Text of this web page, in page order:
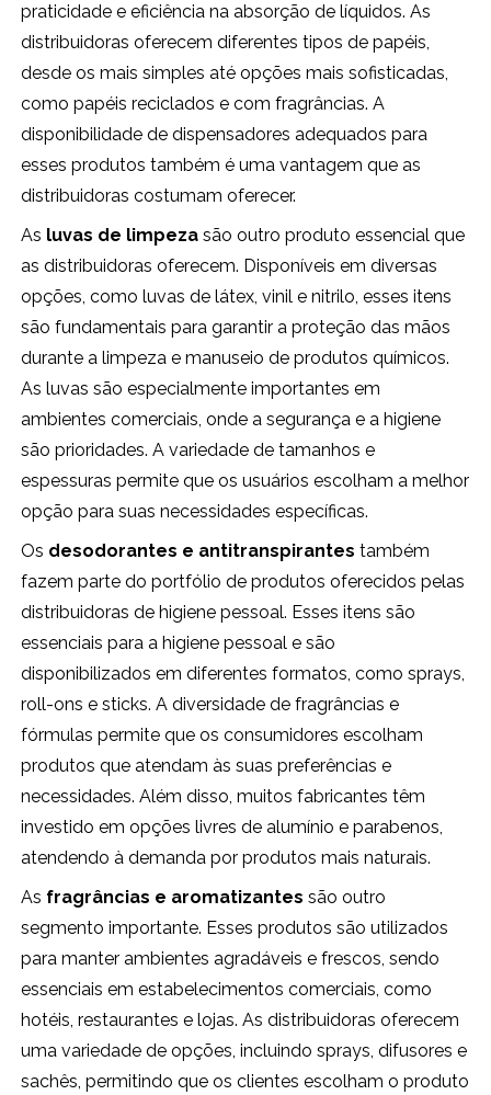
praticidade e eficiência na absorção de líquidos. As
distribuidoras oferecem diferentes tipos de papéis,
desde os mais simples até opções mais sofisticadas,
como papéis reciclados e com fragrâncias. A
disponibilidade de dispensadores adequados para
esses produtos também é uma vantagem que as
distribuidoras costumam oferecer.
As luvas de limpeza são outro produto essencial que
as distribuidoras oferecem. Disponíveis em diversas
opções, como luvas de látex, vinil e nitrilo, esses itens
são fundamentais para garantir a proteção das mãos
durante a limpeza e manuseio de produtos químicos.
As luvas são especialmente importantes em
ambientes comerciais, onde a segurança e a higiene
são prioridades. A variedade de tamanhos e
espessuras permite que os usuários escolham a melhor
opção para suas necessidades específicas.
Os desodorantes e antitranspirantes também
fazem parte do portfólio de produtos oferecidos pelas
distribuidoras de higiene pessoal. Esses itens são
essenciais para a higiene pessoal e são
disponibilizados em diferentes formatos, como sprays,
roll-ons e sticks. A diversidade de fragrâncias e
fórmulas permite que os consumidores escolham
produtos que atendam às suas preferências e
necessidades. Além disso, muitos fabricantes têm
investido em opções livres de alumínio e parabenos,
atendendo à demanda por produtos mais naturais.
As fragrâncias e aromatizantes são outro
segmento importante. Esses produtos são utilizados
para manter ambientes agradáveis e frescos, sendo
essenciais em estabelecimentos comerciais, como
hotéis, restaurantes e lojas. As distribuidoras oferecem
uma variedade de opções, incluindo sprays, difusores e
sachês, permitindo que os clientes escolham o produto